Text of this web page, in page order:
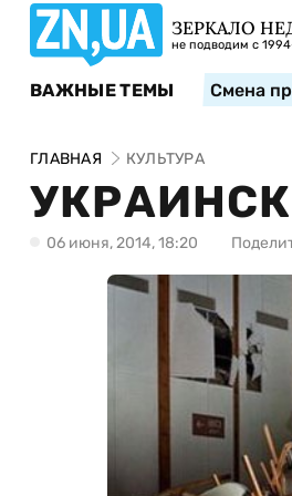
ЗЕРКАЛО
не подводим с
ВАЖНЫЕ ТЕМЫ Смена
ГЛАВНАЯ КУЛЬТУРА
06 июня, 2014, 18:20